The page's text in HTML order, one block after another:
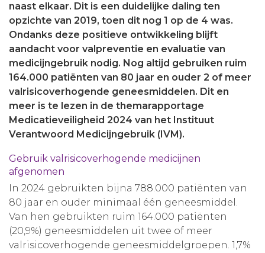
naast elkaar. Dit is een duidelijke daling ten
opzichte van 2019, toen dit nog 1 op de 4 was.
Ondanks deze positieve ontwikkeling blijft
aandacht voor valpreventie en evaluatie van
medicijngebruik nodig. Nog altijd gebruiken ruim
164.000 patiënten van 80 jaar en ouder 2 of meer
valrisicoverhogende geneesmiddelen. Dit en
meer is te lezen in de themarapportage
Medicatieveiligheid 2024 van het Instituut
Verantwoord Medicijngebruik (IVM).
Gebruik valrisicoverhogende medicijnen
afgenomen
In 2024 gebruikten bijna 788.000 patiënten van
80 jaar en ouder minimaal één geneesmiddel.
Van hen gebruikten ruim 164.000 patiënten
(20,9%) geneesmiddelen uit twee of meer
valrisicoverhogende geneesmiddelgroepen. 1,7%